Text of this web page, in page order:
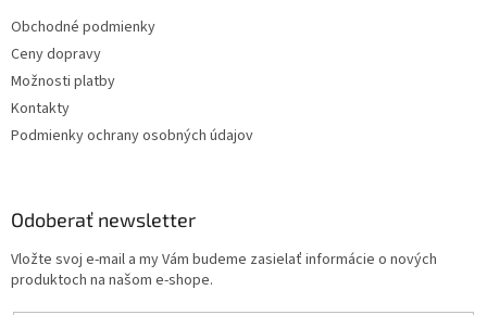
p
Obchodné podmienky
Ceny dopravy
Možnosti platby
Kontakty
Podmienky ochrany osobných údajov
Odoberať newsletter
Vložte svoj e-mail a my Vám budeme zasielať informácie o nových
produktoch na našom e-shope.